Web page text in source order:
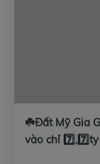
☘️Đất Mỹ Gia
vào chỉ 7️⃣,7️⃣ty